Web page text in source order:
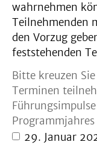
wahrnehmen
Teilnehmenden
den Vorzug
feststehenden
Bitte kreuzen
Terminen
29. Januar